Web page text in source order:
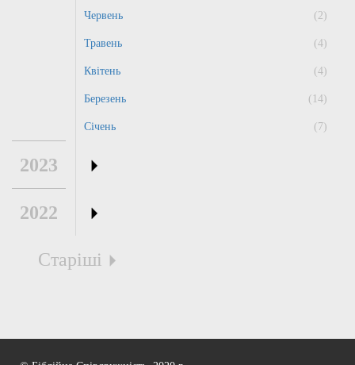
Червень (2)
Травень (4)
Квітень (4)
Березень (14)
Січень (7)
2023
2022
Старіші